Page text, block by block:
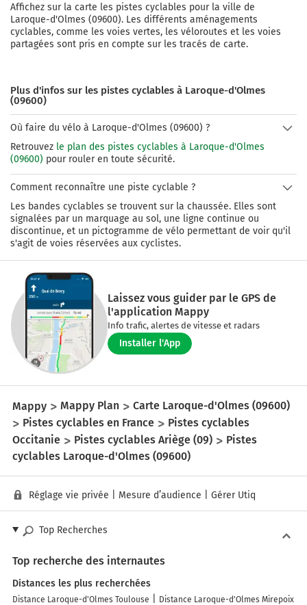
Affichez sur la carte les pistes cyclables pour la ville de
Laroque-d'Olmes (09600). Les différents aménagements
cyclables, comme les voies vertes, les véloroutes et les voies
partagées sont pris en compte sur les tracés de carte.
Plus d'infos sur les pistes cyclables à Laroque-d'Olmes
(09600)
Où faire du vélo à Laroque-d'Olmes (09600) ?
Retrouvez le plan des pistes cyclables à Laroque-d'Olmes
(09600) pour rouler en toute sécurité.
Comment reconnaître une piste cyclable ?
Les bandes cyclables se trouvent sur la chaussée. Elles sont
signalées par un marquage au sol, une ligne continue ou
discontinue, et un pictogramme de vélo permettant de voir qu'il
s'agit de voies réservées aux cyclistes.
Laissez vous guider par le GPS de
l'application Mappy
Info trafic, alertes de vitesse et radars
Installer l'App
Mappy Mappy Plan
Carte Laroque-d'Olmes (09600)
Pistes cyclables en France
Pistes cyclables
Occitanie
Pistes cyclables Ariège (09)
Pistes
cyclables Laroque-d'Olmes (09600)
Réglage vie privée Mesure d’audience Gérer Utiq
Top Recherches
Top recherche des internautes
Distances les plus recherchées
Distance Laroque-d'Olmes Toulouse
Distance Laroque-d'Olmes Mirepoix